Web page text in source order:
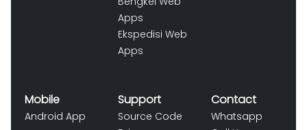
Apps
Ekspedisi Web
Apps
Mobile
Android App
Support
Source Code
Contact
Whatsapp